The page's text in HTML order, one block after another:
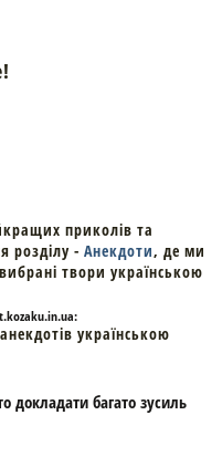
приколів та
розділу - Анекдоти, де ми
твори українською
українською
докладати багато зусиль